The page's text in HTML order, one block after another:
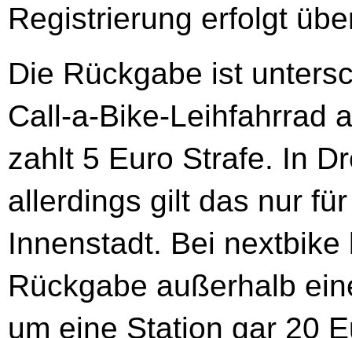
Registrierung erfolgt
Die Rückgabe ist
Call-a-Bike-Leihfahrrad
zahlt 5 Euro Strafe. In
allerdings gilt das nur
Innenstadt. Bei
Rückgabe außerhalb
um eine Station gar 20